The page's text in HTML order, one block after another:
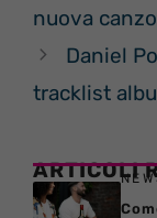
nuova
Daniel
tracklist
ARTICOLI